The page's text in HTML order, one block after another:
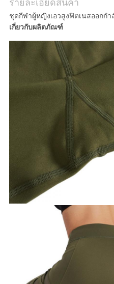
เว็บไซต์
PRIVACY
POLICY
รายละเอียดสินค้า
ชุดกีฬาผู้หญิงเอวสูงฟิตเนสออกกำ
เกี่ยวกับผลิตภัณฑ์